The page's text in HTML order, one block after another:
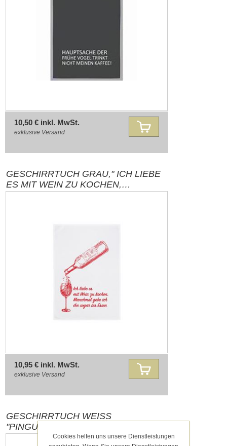
10,50 € inkl. MwSt.
exklusive Versand
GESCHIRRTUCH GRAU," ICH LIEBE
ES MIT WEIN ZU KOCHEN,
MANCHMAL GEBE ICH IHN SOGAR
10,95 € inkl. MwSt.
exklusive Versand
GESCHIRRTUCH WEISS
"PINGUIN,DUNKELGRAU"
Cookies helfen uns unsere Dienstleistungen